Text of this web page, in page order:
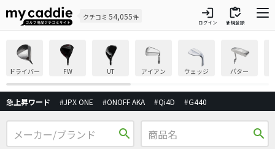
クチコミ 54,055件 login
ログイン
inventory
新規登録
ドライバー FW UT アイアン ウェッジ パター
急上昇ワード #JPX ONE #ONOFF AKA #Qi4D #G440
search search